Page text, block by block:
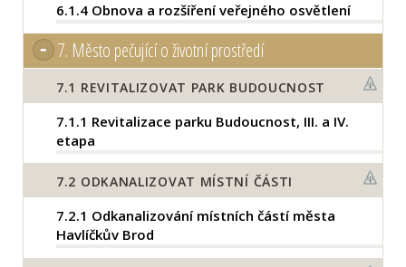
6.1.4 Obnova a rozšíření veřejného osvětlení
7. Město pečující o životní prostředí
7.1 REVITALIZOVAT PARK BUDOUCNOST
7.1.1 Revitalizace parku Budoucnost, III. a IV.
etapa
7.2 ODKANALIZOVAT MÍSTNÍ ČÁSTI
7.2.1 Odkanalizování místních částí města
Havlíčkův Brod